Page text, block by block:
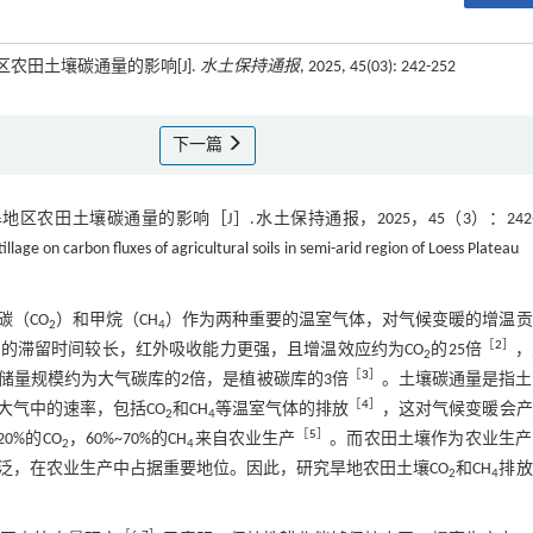
农田土壤碳通量的影响[J]. 水土保持通报, 2025, 45(03): 242-252
下一篇
农田土壤碳通量的影响［J］.水土保持通报，2025，45（3）：
on carbon fluxes of agricultural soils in semi-arid region of Loess Plateau
（CO2）和甲烷（CH4）作为两种重要的温室气体，对气候变暖的增温
滞留时间较长，红外吸收能力更强，且增温效应约为CO2 的25倍［2］
量规模约为大气碳库的2倍，是植被碳库的3倍［3］ 。土壤碳通量是指
气中的速率，包括CO2和CH4等温室气体的排放 ［4］
，这对气候变暖会
的CO2 ，60%~70%的CH4来自农业生产 ［5］ 。而农田土壤作为农业生
在农业生产中占据重要地位。因此，研究旱地农田土壤CO2和CH4排